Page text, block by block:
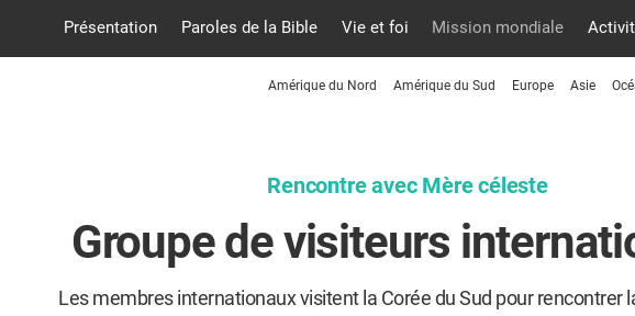
​Présentation Paroles de la Bible Vie et foi Mission mondiale
Amérique du Nord Amérique du Sud Europe Asie
Rencontre avec Mère céleste
Groupe de visiteurs
Les membres internationaux visitent la Corée du Sud pour rencontrer